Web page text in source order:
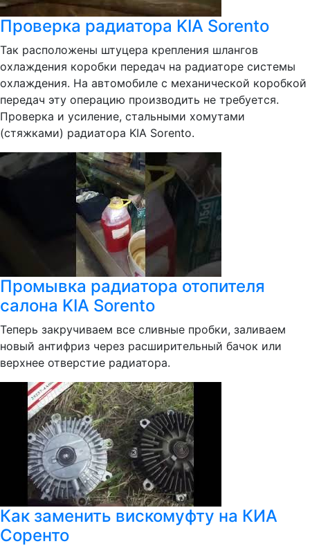
Проверка радиатора KIA Sorento
Так расположены штуцера крепления шлангов
охлаждения коробки передач на радиаторе системы
охлаждения. На автомобиле с механической коробкой
передач эту операцию производить не требуется.
Проверка и усиление, стальными хомутами
(стяжками) радиатора KIA Sorento.
Промывка радиатора отопителя
салона KIA Sorento
Теперь закручиваем все сливные пробки, заливаем
новый антифриз через расширительный бачок или
верхнее отверстие радиатора.
Как заменить вискомуфту на КИА
Соренто